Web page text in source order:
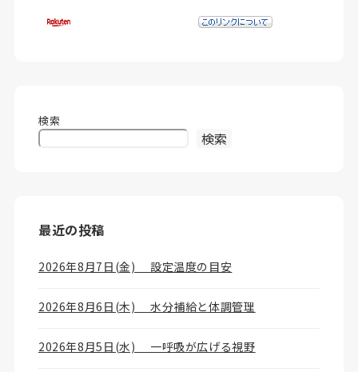
検索
検索
最近の投稿
2026年8月7日(金) 設定温度の目安
2026年8月6日(木) 水分補給と体調管理
2026年8月5日(水) 一呼吸が広げる視野